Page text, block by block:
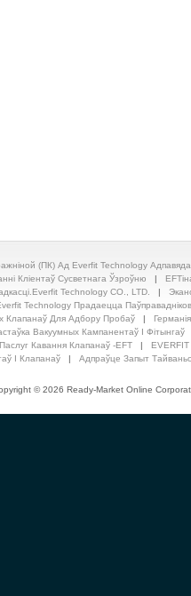
(ПК) Ад Everfit Technology
Кліентаў Сусветнага Ўзроўню
|
Technology CO., LTD.
|
Technology Прадаецца
Клапанаў Для Адбору Пробаў |
Вакуумных Кампанентаў І Фітынгаў
Кавання Клапанаў -EFT |
І Клапанаў |Адпраўце Запыт
© 2026 Ready-Market Online